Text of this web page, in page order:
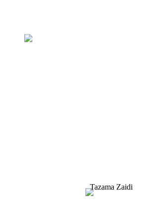
Tazama Zaidi